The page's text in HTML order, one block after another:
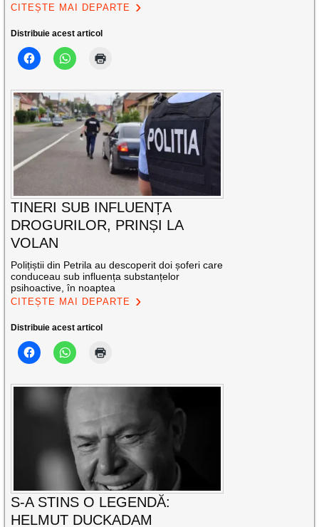
CITEȘTE MAI DEPARTE
Distribuie acest articol
TINERI SUB INFLUENȚA
DROGURILOR, PRINȘI LA
VOLAN
Polițiștii din Petrila au descoperit doi șoferi care
conduceau sub influența substanțelor
psihoactive, în noaptea
CITEȘTE MAI DEPARTE
Distribuie acest articol
S-A STINS O LEGENDĂ:
HELMUT DUCKADAM